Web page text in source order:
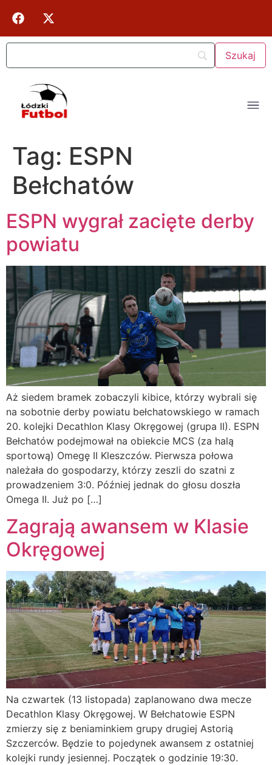
Tag: ESPN
Bełchatów
ESPN wygrał zacięte derby
powiatu
Aż siedem bramek zobaczyli kibice, którzy wybrali się
na sobotnie derby powiatu bełchatowskiego w ramach
20. kolejki Decathlon Klasy Okręgowej (grupa II). ESPN
Bełchatów podejmował na obiekcie MCS (za halą
sportową) Omegę II Kleszczów. Pierwsza połowa
należała do gospodarzy, którzy zeszli do szatni z
prowadzeniem 3:0. Później jednak do głosu doszła
Omega II. Już po […]
Zagrają awansem w Klasie
Okręgowej
Na czwartek (13 listopada) zaplanowano dwa mecze
Decathlon Klasy Okręgowej. W Bełchatowie ESPN
zmierzy się z beniaminkiem grupy drugiej Astorią
Szczerców. Będzie to pojedynek awansem z ostatniej
kolejki rundy jesiennej. Początek o godzinie 19:30.